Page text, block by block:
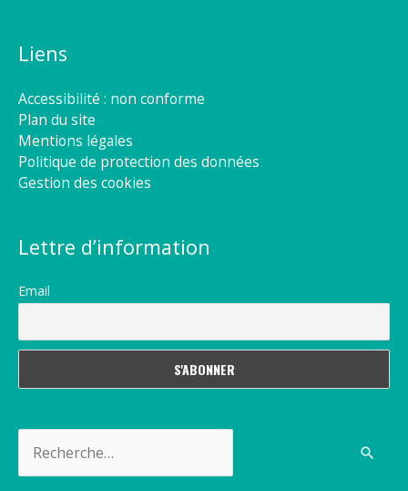
Liens
Accessibilité : non conforme
Plan du site
Mentions légales
Politique de protection des données
Gestion des cookies
Lettre d’information
Email